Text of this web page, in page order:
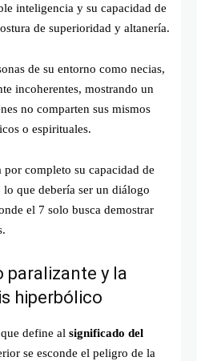
inteligencia y su capacidad de
de superioridad y altanería.
de su entorno como necias,
incoherentes, mostrando un
no comparten sus mismos
o espirituales.
por completo su capacidad de
que debería ser un diálogo
el 7 solo busca demostrar
paralizante y la
hiperbólico
define al significado del
se esconde el peligro de la